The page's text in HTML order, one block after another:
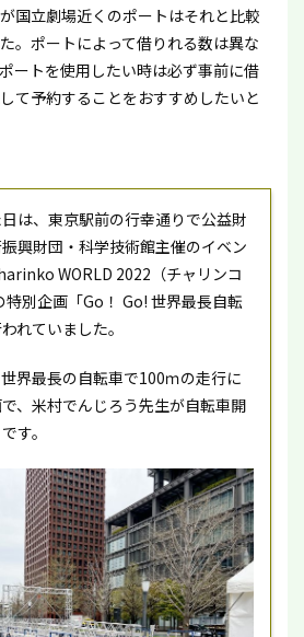
国立劇場近くのポートはそれと比較
。ポートによって借りれる数は異な
ートを使用したい時は必ず事前に借
て予約することをおすすめしたいと
は、東京駅前の行幸通りで公益財
興財団・科学技術館主催のイベン
WORLD 2022（チャリンコ
別企画「Go！ Go! 世界最長自転
れていました。
界最長の自転車で100ｍの走行に
、米村でんじろう先生が自転車開
す。